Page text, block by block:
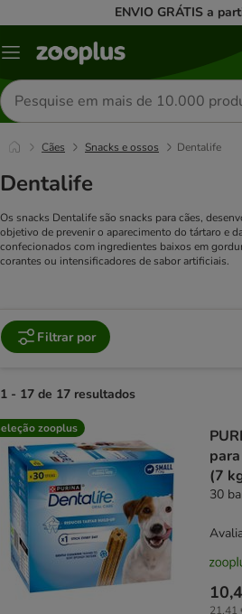
ENVIO GRÁTIS a
Menu
Pesquisar
produtos
Cães Snacks e ossos Dentalife
Dentalife
Os snacks Dentalife são snacks para cães,
objetivo de prevenir o aparecimento do tártaro e
confecionados com ingredientes baixos em
corantes ou intensificadores de sabor artificiais.
Filtrar por
1 - 17 de 17 resultados
product items have been changed
zooplus
(7
30
21,41